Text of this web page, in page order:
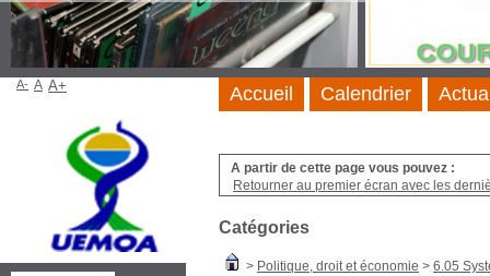
A partir de cette page vous pouvez :
Retourner au premier écran avec les
Catégories
> Politique, droit et économie > 6.05
Accueil Calendrier
A- A A+